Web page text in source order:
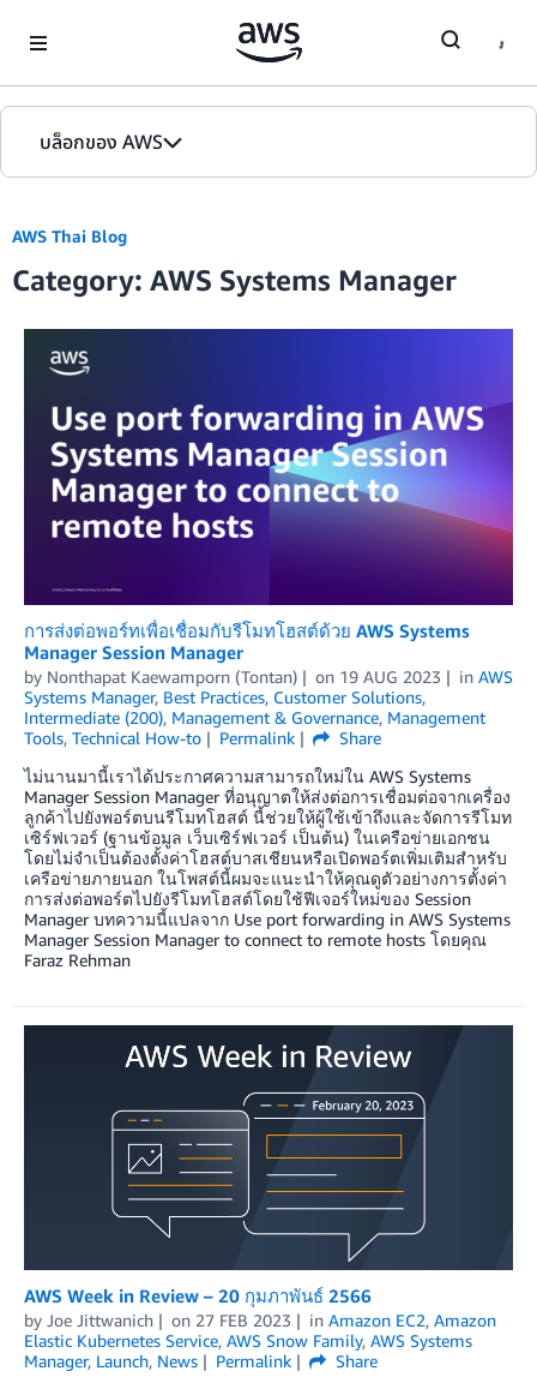
บล็อกของ AWS
หน้าหลัก
รุ่น
AWS Thai Blog
Category: AWS Systems Manager
การส่งต่อพอร์ทเพื่อเชื่อมกับรีโมทโฮสต์ด้วย AWS Systems
Manager Session Manager
by Nonthapat Kaewamporn (Tontan) on 19 AUG 2023 in AWS
Systems Manager, Best Practices, Customer Solutions,
Intermediate (200), Management & Governance, Management
Tools, Technical How-to Permalink
Share
ไม่นานมานี้เราได้ประกาศความสามารถใหม่ใน AWS Systems
Manager Session Manager ที่อนุญาตให้ส่งต่อการเชื่อมต่อจากเครื่อง
ลูกค้าไปยังพอร์ตบนรีโมทโฮสต์ นี้ช่วยให้ผู้ใช้เข้าถึงและจัดการรีโมท
เซิร์ฟเวอร์ (ฐานข้อมูล เว็บเซิร์ฟเวอร์ เป็นต้น) ในเครือข่ายเอกชน
โดยไม่จำเป็นต้องตั้งค่าโฮสต์บาสเชียนหรือเปิดพอร์ตเพิ่มเติมสำหรับ
เครือข่ายภายนอก ในโพสต์นี้ผมจะแนะนำให้คุณดูตัวอย่างการตั้งค่า
การส่งต่อพอร์ตไปยังรีโมทโฮสต์โดยใช้ฟีเจอร์ใหม่ของ Session
Manager บทความนี้แปลจาก Use port forwarding in AWS Systems
Manager Session Manager to connect to remote hosts โดยคุณ
Faraz Rehman
AWS Week in Review – 20 กุมภาพันธ์ 2566
by Joe Jittwanich on 27 FEB 2023 in Amazon EC2, Amazon
Elastic Kubernetes Service, AWS Snow Family, AWS Systems
Manager, Launch, News Permalink
Share